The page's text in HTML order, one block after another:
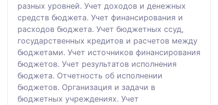
разных уровней. Учет доходов и денежных
средств бюджета. Учет финансирования и
расходов бюджета. Учет бюджетных ссуд,
государственных кредитов и расчетов между
бюджетами. Учет источников финансирования
бюджетов. Учет результатов исполнения
бюджета. Отчетность об исполнении
бюджетов. Организация и задачи в
бюджетных учреждениях. Учет